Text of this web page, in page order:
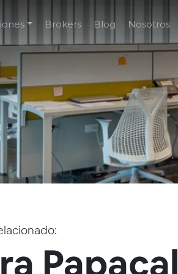
Brokers Blog Nosotros
Papacal